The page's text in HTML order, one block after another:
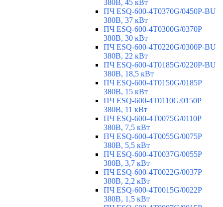
380В, 45 кВт
ПЧ ESQ-600-4T0370G/0450P-BU
380В, 37 кВт
ПЧ ESQ-600-4T0300G/0370P
380В, 30 кВт
ПЧ ESQ-600-4T0220G/0300P-BU
380В, 22 кВт
ПЧ ESQ-600-4T0185G/0220P-BU
380В, 18,5 кВт
ПЧ ESQ-600-4T0150G/0185P
380В, 15 кВт
ПЧ ESQ-600-4T0110G/0150P
380В, 11 кВт
ПЧ ESQ-600-4T0075G/0110P
380В, 7,5 кВт
ПЧ ESQ-600-4T0055G/0075P
380В, 5,5 кВт
ПЧ ESQ-600-4T0037G/0055P
380В, 3,7 кВт
ПЧ ESQ-600-4T0022G/0037P
380В, 2,2 кВт
ПЧ ESQ-600-4T0015G/0022P
380В, 1,5 кВт